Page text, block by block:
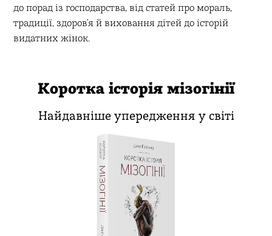
до порад із господарства, від статей про мораль,
традиції, здоров’я й виховання дітей до історій
видатних жінок.
Коротка історія мізогінії
Найдавніше упередження у світі